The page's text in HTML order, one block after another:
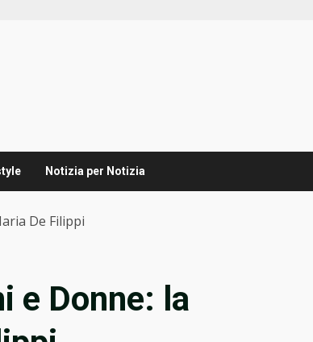
Notizia per Notizia
De Filippi
e Donne: la